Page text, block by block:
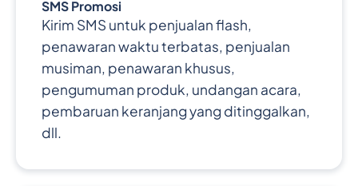
SMS Promosi
Kirim SMS untuk penjualan flash,
penawaran waktu terbatas, penjualan
musiman, penawaran khusus,
pengumuman produk, undangan acara,
pembaruan keranjang yang ditinggalkan,
dll.